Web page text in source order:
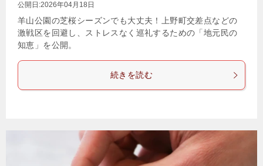
公開日:2026年04月18日
羊山公園の芝桜シーズンでも大丈夫！上野町交差点などの
激戦区を回避し、ストレスなく巡礼するための「地元民の
知恵」を公開。
続きを読む